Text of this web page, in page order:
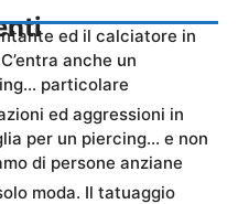
ed il calciatore in
anche un
particolare
ed aggressioni in
per un piercing… e non
di persone anziane
moda. Il tatuaggio